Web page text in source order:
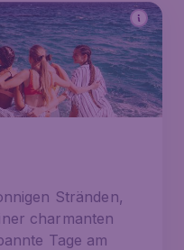
Stränden,
charmanten
Tage am